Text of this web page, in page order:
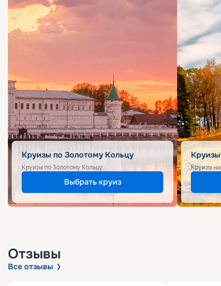
Круизы по Золотому Кольцу
Круизы по Золотому Кольцу
Выбрать круиз
Круизы
Отзывы
Все отзывы